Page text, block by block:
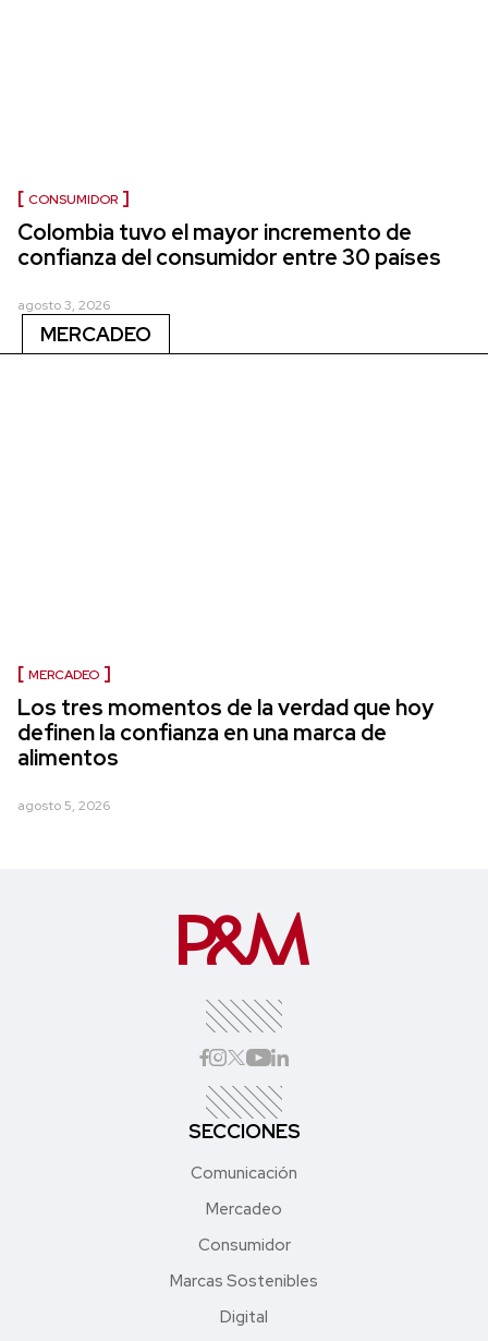
CONSUMIDOR
Colombia tuvo el mayor incremento de
confianza del consumidor entre 30 países
agosto 3, 2026
MERCADEO
MERCADEO
Los tres momentos de la verdad que hoy
definen la confianza en una marca de
alimentos
agosto 5, 2026
SECCIONES
Comunicación
Mercadeo
Consumidor
Marcas Sostenibles
Digital